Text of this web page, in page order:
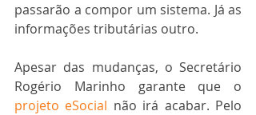
passarão a compor um sistema. Já as
informações tributárias outro.
Apesar das mudanças, o Secretário
projeto eSocial não irá acabar. Pelo